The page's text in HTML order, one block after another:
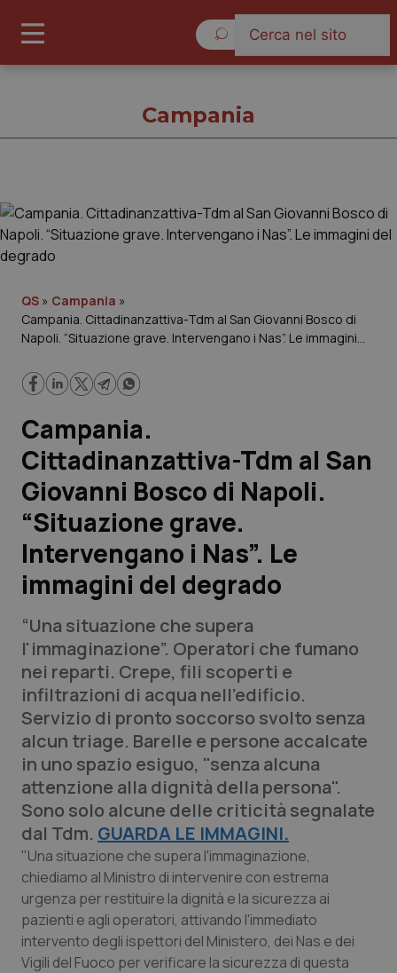
Cronache
Governo e Parlamento
Regioni e Asl
Lavoro e Professioni
Scienza e Farmaci
Studi e Analisi
Lettere al direttore
Edizioni Regionali
QS Pro
Professionisti Sanitari.AI
Abruzzo
Basilicata
Calabria
Campania
Emilia-Romagna
Friuli Venezia Giulia
QS Pro Gold
Artrite & artrosi
Asma & BPCO
Car-T
Colesterolo & coronaropatie
Dermatite Atopica
Newsletter
Campania
QS » Campania »
Campania. Cittadinanzattiva-Tdm al San Giovanni Bosco di
Napoli. “Situazione grave. Intervengano i Nas”. Le immagini
Campania.
Cittadinanzattiva-Tdm al San
Giovanni Bosco di Napoli.
“Situazione grave.
Intervengano i Nas”. Le
immagini del degrado
“Una situazione che supera
l'immaginazione”. Operatori che fumano
nei reparti. Crepe, fili scoperti e
infiltrazioni di acqua nell’edificio.
Servizio di pronto soccorso svolto senza
alcun triage. Barelle e persone accalcate
in uno spazio esiguo, "senza alcuna
attenzione alla dignità della persona".
Sono solo alcune delle criticità segnalate
dal Tdm. GUARDA LE IMMAGINI.
"Una situazione che supera l'immaginazione,
chiediamo al Ministro di intervenire con estrema
urgenza per restituire la dignità e la sicurezza ai
pazienti e agli operatori, attivando l'immediato
intervento degli ispettori del Ministero, dei Nas e dei
Vigili del Fuoco per verificare la sicurezza di questa